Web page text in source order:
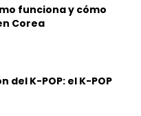
funciona y cómo
Corea
del K-POP: el K-POP